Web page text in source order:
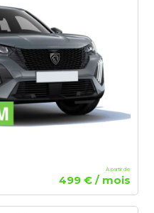
À partir de
499 € / mois